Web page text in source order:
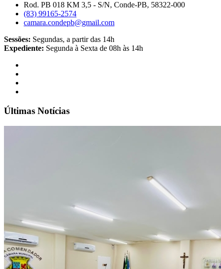
Rod. PB 018 KM 3,5 - S/N, Conde-PB, 58322-000
(83) 99165-2574
camara.condepb@gmail.com
Sessões: Segundas, a partir das 14h
Expediente: Segunda à Sexta de 08h às 14h
Últimas Notícias